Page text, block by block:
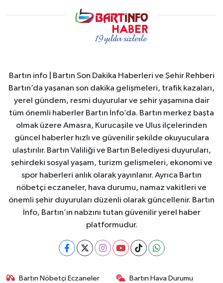
Bartın info | Bartın Son Dakika Haberleri ve Şehir Rehberi
Bartın’da yaşanan son dakika gelişmeleri, trafik kazaları,
yerel gündem, resmi duyurular ve şehir yaşamına dair
tüm önemli haberler Bartın İnfo’da. Bartın merkez başta
olmak üzere Amasra, Kurucaşile ve Ulus ilçelerinden
güncel haberler hızlı ve güvenilir şekilde okuyuculara
ulaştırılır. Bartın Valiliği ve Bartın Belediyesi duyuruları,
şehirdeki sosyal yaşam, turizm gelişmeleri, ekonomi ve
spor haberleri anlık olarak yayınlanır. Ayrıca Bartın
nöbetçi eczaneler, hava durumu, namaz vakitleri ve
önemli şehir duyuruları düzenli olarak güncellenir. Bartın
İnfo, Bartın’ın nabzını tutan güvenilir yerel haber
platformudur.
Bartın Nöbetçi Eczaneler Bartın Hava Durumu